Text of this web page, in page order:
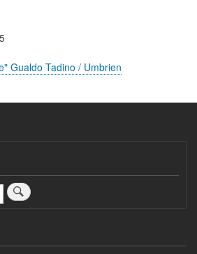
Gualdo Tadino / Umbrien